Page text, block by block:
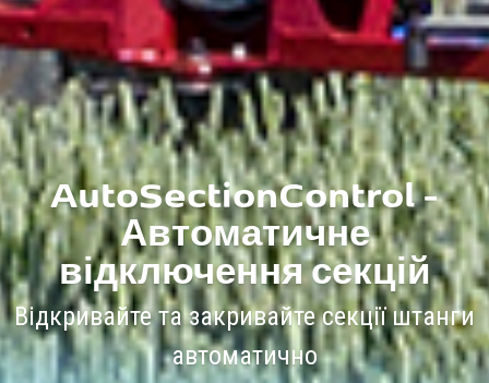
AutoSectionControl -
Автоматичне
відключення секцій
Відкривайте та закривайте секції штанги
автоматично